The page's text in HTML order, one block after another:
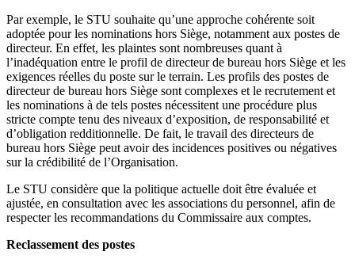
Par exemple, le STU souhaite qu’une approche cohérente soit
adoptée pour les nominations hors Siège, notamment aux postes de
directeur. En effet, les plaintes sont nombreuses quant à
l’inadéquation entre le profil de directeur de bureau hors Siège et les
exigences réelles du poste sur le terrain. Les profils des postes de
directeur de bureau hors Siège sont complexes et le recrutement et
les nominations à de tels postes nécessitent une procédure plus
stricte compte tenu des niveaux d’exposition, de responsabilité et
d’obligation redditionnelle. De fait, le travail des directeurs de
bureau hors Siège peut avoir des incidences positives ou négatives
sur la crédibilité de l’Organisation.
Le STU considère que la politique actuelle doit être évaluée et
ajustée, en consultation avec les associations du personnel, afin de
respecter les recommandations du Commissaire aux comptes.
Reclassement des postes